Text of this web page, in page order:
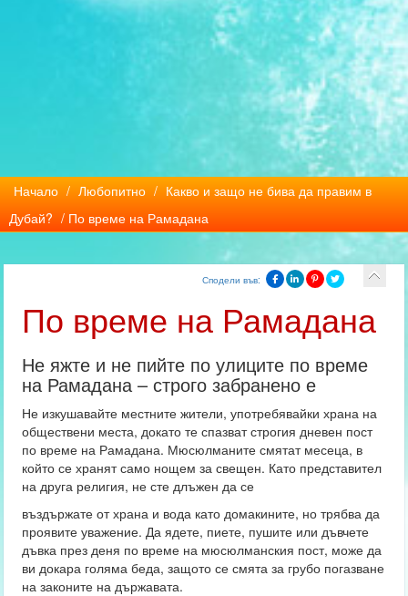
Начало / Любопитно / Какво и защо не бива да правим в
Дубай? / По време на Рамадана
Сподели във:
По време на Рамадана
Не яжте и не пийте по улиците по време
на Рамадана – строго забранено е
Не изкушавайте местните жители, употребявайки храна на
обществени места, докато те спазват строгия дневен пост
по време на Рамадана. Мюсюлманите смятат месеца, в
който се хранят само нощем за свещен. Като представител
на друга религия, не сте длъжен да се
въздържате от храна и вода като домакините, но трябва да
проявите уважение. Да ядете, пиете, пушите или дъвчете
дъвка през деня по време на мюсюлманския пост, може да
ви докара голяма беда, защото се смята за грубо погазване
на законите на държавата.